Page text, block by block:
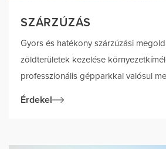
SZÁRZÚZÁS
Gyors és hatékony szárzúzási
zöldterületek kezelése
professzionális gépparkkal valósul
Érdekel